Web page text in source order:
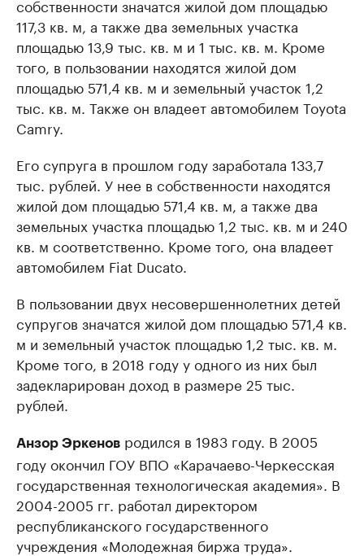
собственности значатся жилой дом площадью
117,3 кв. м, а также два земельных участка
площадью 13,9 тыс. кв. м и 1 тыс. кв. м. Кроме
того, в пользовании находятся жилой дом
площадью 571,4 кв. м и земельный участок 1,2
тыс. кв. м. Также он владеет автомобилем Toyota
Camry.
Его супруга в прошлом году заработала 133,7
тыс. рублей. У нее в собственности находятся
жилой дом площадью 571,4 кв. м, а также два
земельных участка площадью 1,2 тыс. кв. м и 240
кв. м соответственно. Кроме того, она владеет
автомобилем Fiat Ducato.
В пользовании двух несовершеннолетних детей
супругов значатся жилой дом площадью 571,4 кв.
м и земельный участок площадью 1,2 тыс. кв. м.
Кроме того, в 2018 году у одного из них был
задекларирован доход в размере 25 тыс.
рублей.
Анзор Эркенов родился в 1983 году. В 2005
году окончил ГОУ ВПО «Карачаево-Черкесская
государственная технологическая академия». В
2004-2005 гг. работал директором
республиканского государственного
учреждения «Молодежная биржа труда».